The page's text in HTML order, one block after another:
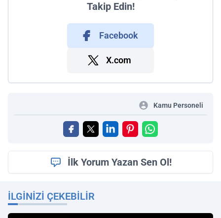
Takip Edin!
Facebook
X.com
Kamu Personeli
İlk Yorum Yazan Sen Ol!
İLGINIZI ÇEKEBILIR